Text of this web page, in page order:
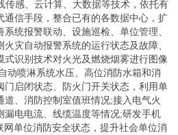
传感、云计算、大数据等技术，依托有
通信手段，整合已有的各数据中心，扩
统报警联动、设施巡检、单位管理、
灾自动报警系统的运行状态及故障、
式识别技术对火光及燃烧烟雾进行图像
动喷淋系统水压、高位消防水箱和消
门启闭状态、防火门开关状态，利用单
、消防控制室值班情况;接入电气火
漏电电流、线缆温度等情况;研发手机
单位消防安全状态，提升社会单位消